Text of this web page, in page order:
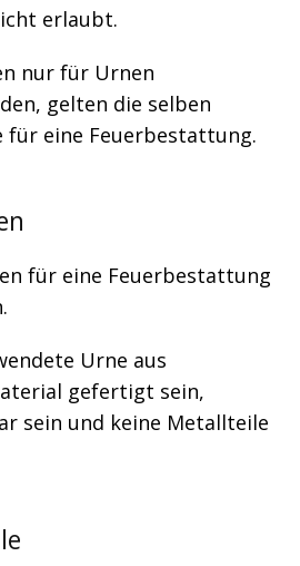
erlaubt.
nur für Urnen
gelten die selben
für eine Feuerbestattung.
für eine Feuerbestattung
Urne aus
gefertigt sein,
sein und keine Metallteile